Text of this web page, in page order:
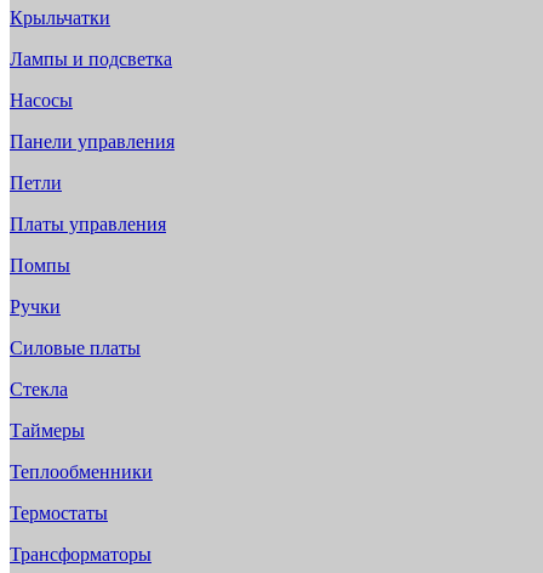
Крыльчатки
Лампы и подсветка
Насосы
Панели управления
Петли
Платы управления
Помпы
Ручки
Силовые платы
Стекла
Таймеры
Теплообменники
Термостаты
Трансформаторы